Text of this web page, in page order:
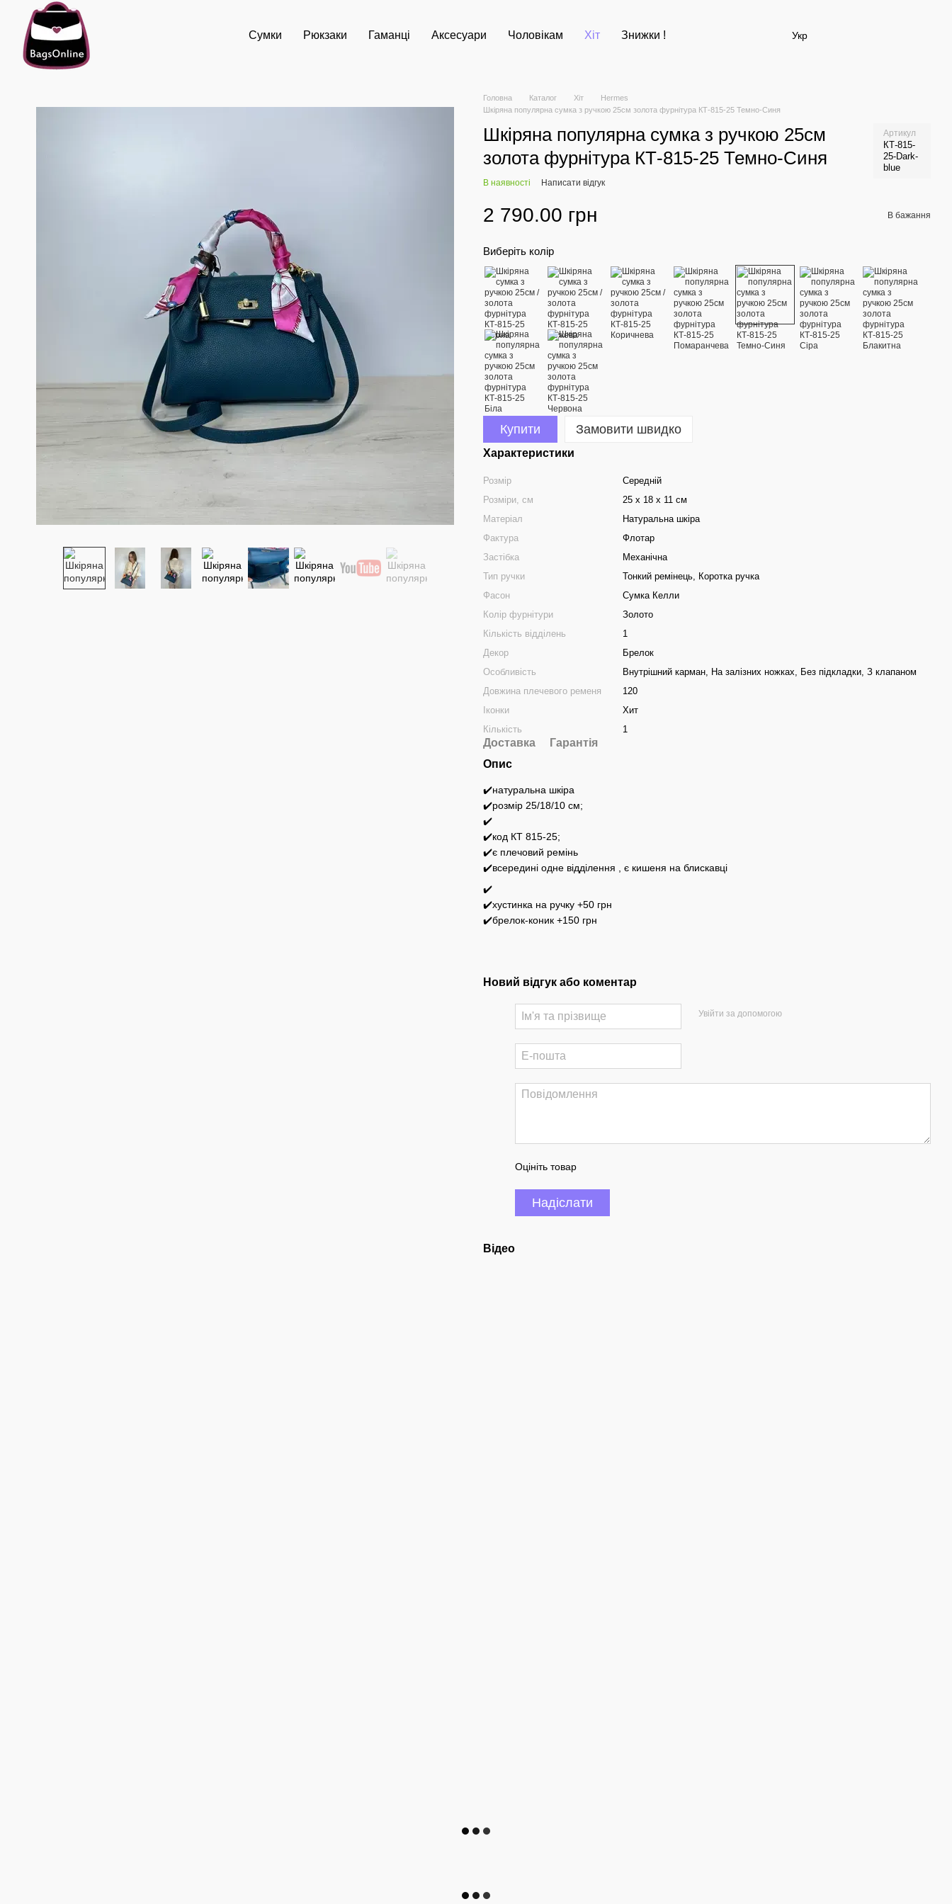
Перейти до основного контенту
Сумки Рюкзаки Гаманці Аксесуари Чоловікам Хіт Знижки ! Укр
Головна Каталог Хіт
Hermes
Шкіряна популярна сумка з ручкою 25см золота фурнітура КТ-815-25 Темно-Синя
Шкіряна популярна сумка з ручкою 25см
золота фурнітура КТ-815-25 Темно-Синя
Артикул
КТ-815-
25-Dark-
blue
В наявності Написати відгук
2 790.00 грн В бажання
Виберіть колір
Купити Замовити швидко
Характеристики
Розмір
Середній
Розміри, см
25 х 18 х 11 см
Матеріал
Натуральна шкіра
Фактура
Флотар
Застібка
Механічна
Тип ручки
Тонкий ремінець, Коротка ручка
Фасон
Сумка Келли
Колір фурнітури
Золото
Кількість відділень
1
Декор
Брелок
Особливість
Внутрішний карман, На залізних ножках, Без підкладки, З клапаном
Довжина плечевого ременя
120
Іконки
Хит
Кількість
1
Доставка
Гарантія
Опис
✔️натуральна шкіра
✔️розмір 25/18/10 см;
✔️
✔️код КТ 815-25;
✔️є плечовий ремінь
✔️всередині одне відділення , є кишеня на блискавці
✔️
✔️хустинка на ручку +50 грн
✔️брелок-коник +150 грн
Новий відгук або коментар
Увійти за допомогою
Оцініть товар
Надіслати
Відео